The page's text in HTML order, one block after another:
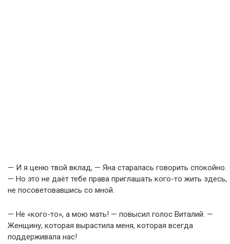
— И я ценю твой вклад, — Яна старалась говорить спокойно.
— Но это не даёт тебе права приглашать кого-то жить здесь,
не посоветовавшись со мной.
— Не «кого-то», а мою мать! — повысил голос Виталий. —
Женщину, которая вырастила меня, которая всегда
поддерживала нас!